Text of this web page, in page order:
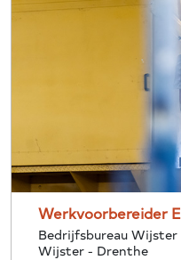
Werkvoorbereider E
Bedrijfsbureau Wijster
Wijster - Drenthe